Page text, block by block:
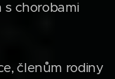
s chorobami
členům rodiny